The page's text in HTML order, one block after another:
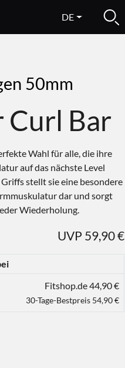
DE
50mm
Curl Bar
Wahl für alle, die ihre
auf das nächste Level
stellt sie eine besondere
dar und sorgt
Wiederholung.
UVP 59,90 €
Fitshop.de 44,90 €
30-Tage-Bestpreis 54,90 €